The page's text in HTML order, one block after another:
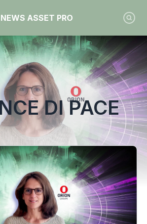
NEWS ASSET PRO
tag "Florence Di Pace"
DI PACE